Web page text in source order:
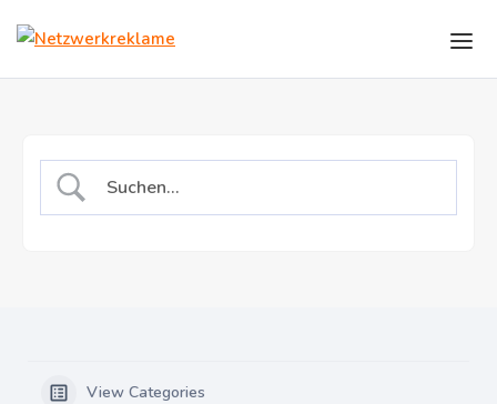
View Categories